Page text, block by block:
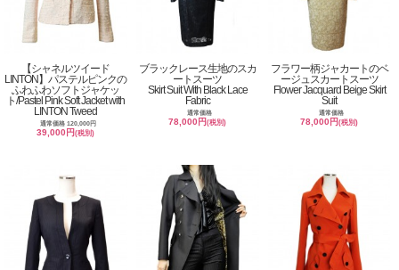
【シャネルツイード
LINTON】パステルピンクの
ふわふわソフトジャケッ
ト/Pastel Pink Soft Jacket with
LINTON Tweed
通常価格 120,000円
39,000円(税別)
ブラックレース生地のスカ
ートスーツ
Skirt Suit With Black Lace
Fabric
通常価格
78,000円(税別)
フラワー柄ジャカートのベ
ージュスカートスーツ
Flower Jacquard Beige Skirt
Suit
通常価格
78,000円(税別)